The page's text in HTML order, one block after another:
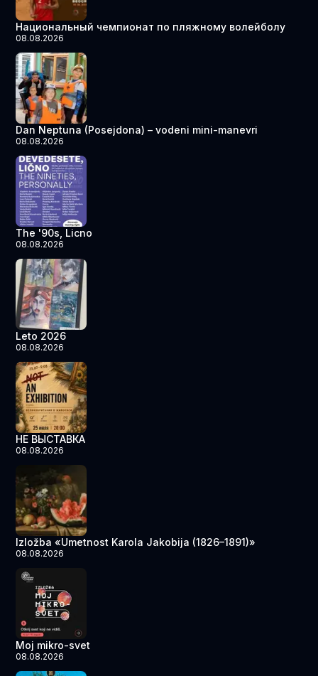
Национальный чемпионат по пляжному волейболу
08.08.2026
Dan Neptuna (Posejdona) – vodeni mini-manevri
08.08.2026
The '90s, Licno
08.08.2026
Leto 2026
08.08.2026
НЕ ВЫСТАВКА
08.08.2026
Izložba «Umetnost Karola Jakobija (1826–1891)»
08.08.2026
Moj mikro-svet
08.08.2026